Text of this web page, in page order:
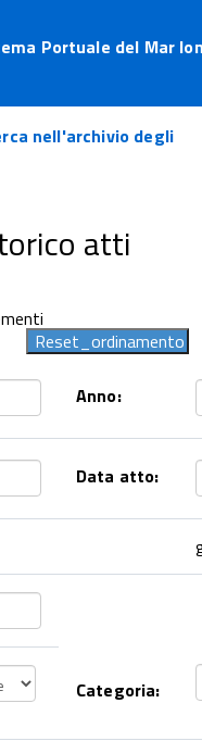
Portuale del Mar
nell'archivio degli
atti
Anno:
Data atto:
Categoria: